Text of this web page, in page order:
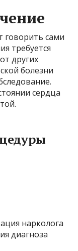
сами
требуется
других
болезни
сердца
нарколога
диагноза